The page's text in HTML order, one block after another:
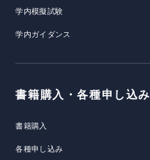
学内模擬試験
学内ガイダンス
書籍購入・各種申し込み
書籍購入
各種申し込み